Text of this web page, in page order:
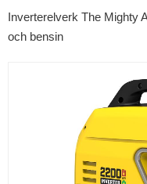
Inverterelverk The Mighty
och bensin